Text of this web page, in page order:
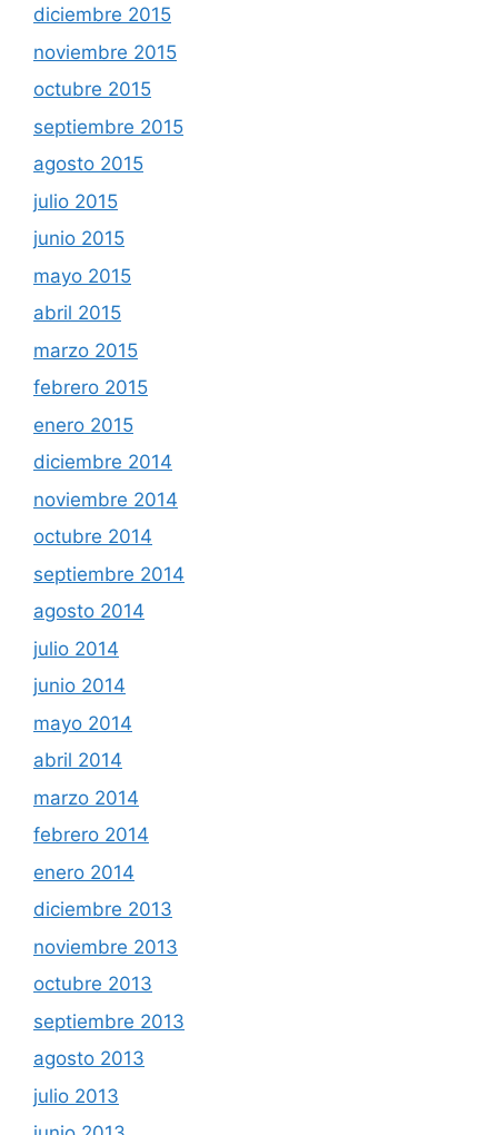
diciembre 2015
noviembre 2015
octubre 2015
septiembre 2015
agosto 2015
julio 2015
junio 2015
mayo 2015
abril 2015
marzo 2015
febrero 2015
enero 2015
diciembre 2014
noviembre 2014
octubre 2014
septiembre 2014
agosto 2014
julio 2014
junio 2014
mayo 2014
abril 2014
marzo 2014
febrero 2014
enero 2014
diciembre 2013
noviembre 2013
octubre 2013
septiembre 2013
agosto 2013
julio 2013